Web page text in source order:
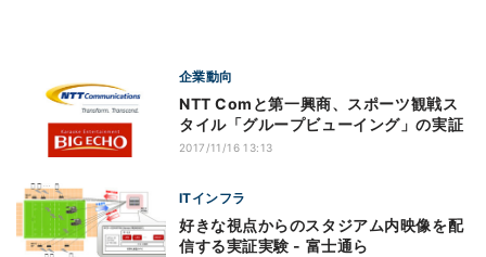
企業動向
NTT Comと第一興商、スポーツ観戦ス
タイル「グループビューイング」の実証
2017/11/16 13:13
ITインフラ
好きな視点からのスタジアム内映像を配
信する実証実験 - 富士通ら